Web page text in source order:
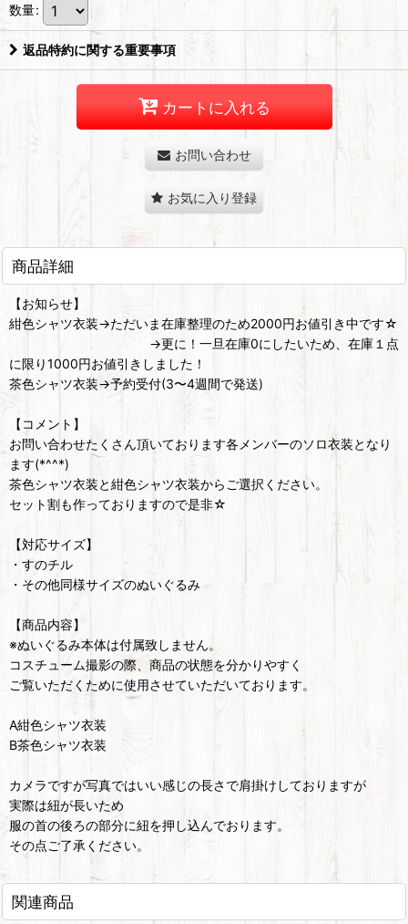
数量:
返品特約に関する重要事項
カートに入れる
お問い合わせ
お気に入り登録
商品詳細
【お知らせ】
紺色シャツ衣装→ただいま在庫整理のため2000円お値引き中です☆
→更に！一旦在庫0にしたいため、在庫１点
に限り1000円お値引きしました！
茶色シャツ衣装→予約受付(3〜4週間で発送)
【コメント】
お問い合わせたくさん頂いております各メンバーのソロ衣装となり
ます(*^^*)
茶色シャツ衣装と紺色シャツ衣装からご選択ください。
セット割も作っておりますので是非☆
【対応サイズ】
・すのチル
・その他同様サイズのぬいぐるみ
【商品内容】
※ぬいぐるみ本体は付属致しません。
コスチューム撮影の際、商品の状態を分かりやすく
ご覧いただくために使用させていただいております。
A紺色シャツ衣装
B茶色シャツ衣装
カメラですが写真ではいい感じの長さで肩掛けしておりますが
実際は紐が長いため
服の首の後ろの部分に紐を押し込んでおります。
その点ご了承ください。
関連商品